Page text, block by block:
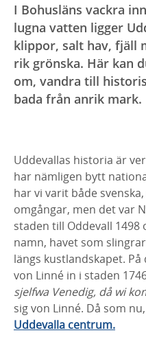
I Bohusläns vackra
lugna vatten ligger
klippor, salt hav, fjäll
rik grönska. Här kan
om, vandra till
bada från anrik mark.
Uddevallas historia är
har nämligen bytt
har vi varit både
omgångar, men det var
staden till Oddevall 1498
namn, havet som
längs kustlandskapet.
von Linné in i staden
sjelfwa Venedig, då wi
sig von Linné. Då som
Uddevalla centrum.